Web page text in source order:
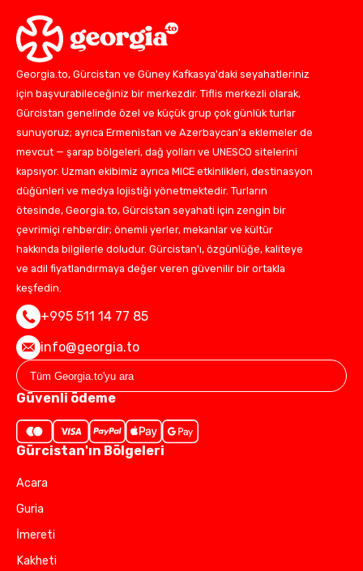
Georgia.to, Gürcistan ve Güney Kafkasya'daki seyahatleriniz
için başvurabileceğiniz bir merkezdir. Tiflis merkezli olarak,
Gürcistan genelinde özel ve küçük grup çok günlük turlar
sunuyoruz; ayrıca Ermenistan ve Azerbaycan'a eklemeler de
mevcut — şarap bölgeleri, dağ yolları ve UNESCO sitelerini
kapsıyor. Uzman ekibimiz ayrıca MICE etkinlikleri, destinasyon
düğünleri ve medya lojistiği yönetmektedir. Turların
ötesinde, Georgia.to, Gürcistan seyahati için zengin bir
çevrimiçi rehberdir; önemli yerler, mekanlar ve kültür
hakkında bilgilerle doludur. Gürcistan'ı, özgünlüğe, kaliteye
ve adil fiyatlandırmaya değer veren güvenilir bir ortakla
keşfedin.
+995 511 14 77 85
info@georgia.to
Güvenli ödeme
Gürcistan'ın Bölgeleri
Acara
Guria
İmereti
Kakheti